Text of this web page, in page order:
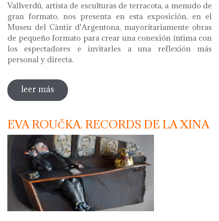
Vallverdú, artista de esculturas de terracota, a menudo de
gran formato, nos presenta en esta exposición, en el
Museu del Càntir d'Argentona, mayoritariamente obras
de pequeño formato para crear una conexión íntima con
los espectadores e invitarles a una reflexión más
personal y directa.
leer más sobre vallverdú. dones, bruixes i deesses
EVA ROUČKA. RECORDS DE LA XINA